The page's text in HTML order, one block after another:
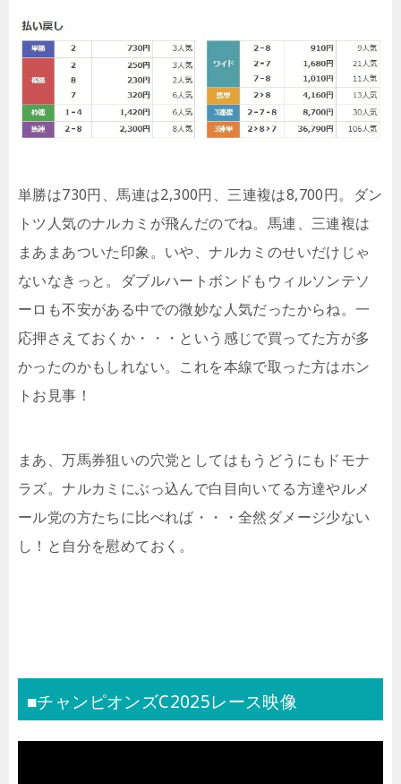
単勝は730円、馬連は2,300円、三連複は8,700円。ダン
トツ人気のナルカミが飛んだのでね。馬連、三連複は
まあまあついた印象。いや、ナルカミのせいだけじゃ
ないなきっと。ダブルハートボンドもウィルソンテソ
ーロも不安がある中での微妙な人気だったからね。一
応押さえておくか・・・という感じで買ってた方が多
かったのかもしれない。これを本線で取った方はホン
トお見事！
まあ、万馬券狙いの穴党としてはもうどうにもドモナ
ラズ。ナルカミにぶっ込んで白目向いてる方達やルメ
ール党の方たちに比べれば・・・全然ダメージ少ない
し！と自分を慰めておく。
■チャンピオンズC2025レース映像